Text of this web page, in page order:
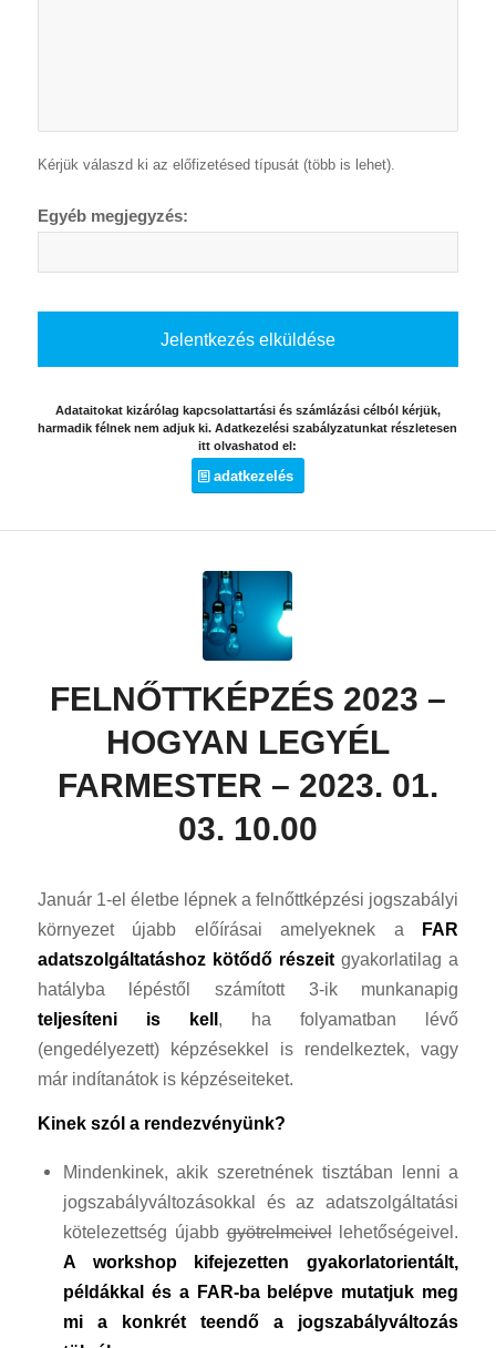
Kérjük válaszd ki az előfizetésed típusát (több is lehet).
Egyéb megjegyzés:
Adataitokat kizárólag kapcsolattartási és számlázási célból kérjük,
harmadik félnek nem adjuk ki. Adatkezelési szabályzatunkat részletesen
itt olvashatod el:
adatkezelés
FELNŐTTKÉPZÉS 2023 –
HOGYAN LEGYÉL
FARMESTER – 2023. 01.
03. 10.00
Január 1-el életbe lépnek a felnőttképzési jogszabályi
környezet újabb előírásai amelyeknek a FAR
adatszolgáltatáshoz kötődő részeit gyakorlatilag a
hatályba lépéstől számított 3-ik munkanapig
teljesíteni is kell, ha folyamatban lévő
(engedélyezett) képzésekkel is rendelkeztek, vagy
már indítanátok is képzéseiteket.
Kinek szól a rendezvényünk?
Mindenkinek, akik szeretnének tisztában lenni a
jogszabályváltozásokkal és az adatszolgáltatási
kötelezettség újabbgyötrelmeivellehetőségeivel.
A workshop kifejezetten gyakorlatorientált,
példákkal és a FAR-ba belépve mutatjuk meg
mi a konkrét teendő a jogszabályváltozás